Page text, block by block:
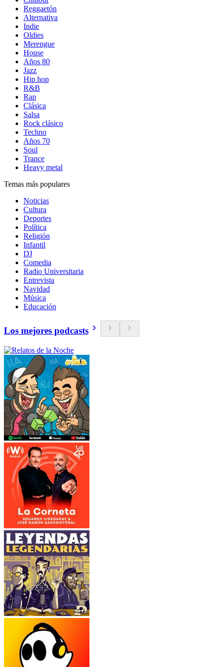
Reggaetón
Alternativa
Indie
Oldies
Merengue
House
Años 80
Jazz
Hip hop
R&B
Rap
Clásica
Salsa
Rock clásico
Techno
Años 70
Soul
Trance
Heavy metal
Temas más populares
Noticias
Cultura
Deportes
Política
Religión
Infantil
DJ
Comedia
Radio Universitaria
Entrevista
Navidad
Música
Educación
Los mejores podcasts